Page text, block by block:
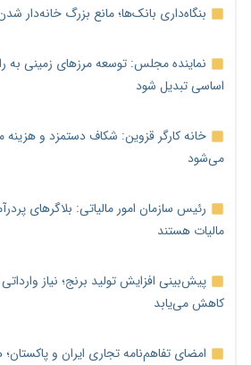
بنگاه‌داری بانک‌ها؛ مانع بزرگ خانه‌دار
نماینده مجلس: توسعه مرزهای زمینی به
اساسی تبدیل شود
خانه کارگر قزوین: شکاف دستمزد و
می‌شود
رئیس سازمان امور مالیاتی: بلاگرهای
مالیات هستند
کاهش می‌یابد